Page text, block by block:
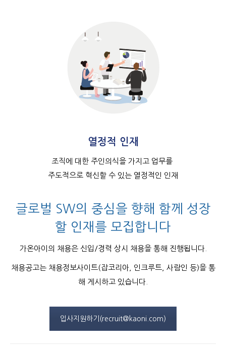
열정적 인재
조직에 대한 주인의식을 가지고 업무를
주도적으로 혁신할 수 있는 열정적인 인재
글로벌 SW의 중심을 향해 함께 성장
할 인재를 모집합니다
가온아이의 채용은 신입/경력 상시 채용을 통해 진행됩니다.
채용공고는 채용정보사이트(잡코리아, 인크루트, 사람인 등)을 통
해 게시하고 있습니다.
입사지원하기(recruit@kaoni.com)